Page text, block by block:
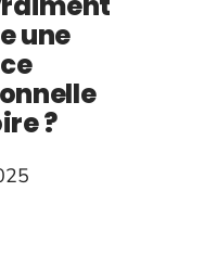
une
?